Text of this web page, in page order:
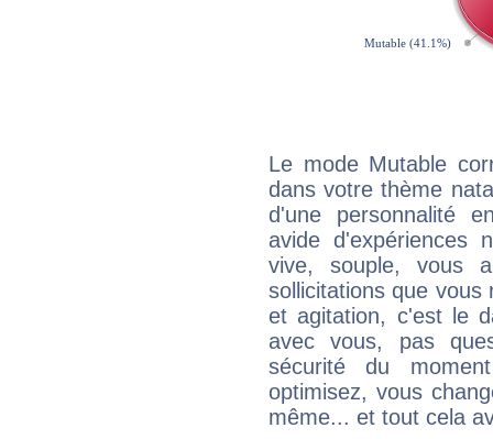
Le mode Mutable
dans votre thème
d'une personnalité
avide d'expériences
vive, souple, vous
sollicitations que vous
et agitation, c'est le
avec vous, pas
sécurité du
optimisez, vous
même... et tout cela